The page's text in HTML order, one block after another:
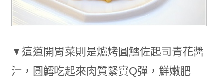
▼這道開胃菜則是爐烤圓鱈佐起司青花醬
汁，圓鱈吃起來肉質緊實Q彈，鮮嫩肥